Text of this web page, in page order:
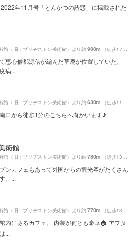
年11月号「とんかつの誘惑」に掲載された
館（旧：ブリヂストン美術館）より約980m （徒歩17分）
恵心僧都源信が編んだ草庵が位置していた。
病...
館（旧：ブリヂストン美術館）より約630m （徒歩11分）
口から徒歩1分のこちらへ向かいます♪
術館
館（旧：ブリヂストン美術館）より約780m （徒歩13分）
ンカフェもあって外国からの観光客がたくさん
。...
館（旧：ブリヂストン美術館）より約770m （徒歩13分）
内にあるカフェ。 内装が何とも豪華🏠 アフタ
...